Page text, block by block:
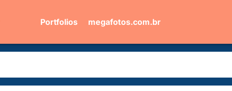
Portfolios megafotos.com.br